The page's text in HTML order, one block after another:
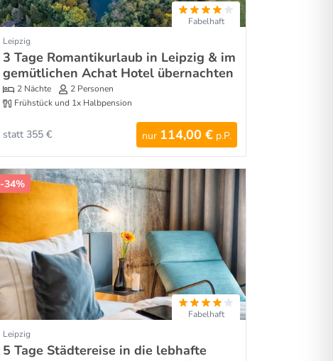
Fabelhaft
Leipzig
3 Tage Romantikurlaub in Leipzig & im
gemütlichen Achat Hotel übernachten
2 Nächte
2 Personen
Frühstück und 1x Halbpension
nur 114,00 € p.P.
statt 355 €
-34%
Fabelhaft
Leipzig
5 Tage Städtereise in die lebhafte